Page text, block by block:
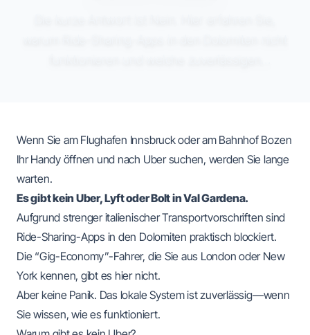
Wenn Sie am Flughafen Innsbruck oder am Bahnhof Bozen
Ihr Handy öffnen und nach Uber suchen, werden Sie lange
warten.
Es gibt kein Uber, Lyft oder Bolt in Val Gardena.
Aufgrund strenger italienischer Transportvorschriften sind
Ride-Sharing-Apps in den Dolomiten praktisch blockiert.
Die “Gig-Economy”-Fahrer, die Sie aus London oder New
York kennen, gibt es hier nicht.
Aber keine Panik. Das lokale System ist zuverlässig—wenn
Sie wissen, wie es funktioniert.